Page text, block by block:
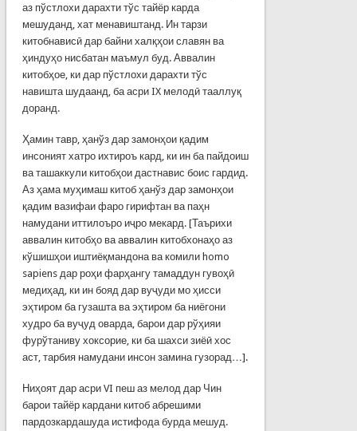
аз пўстлохи дарахти тўс тайёр карда
мешуданд, хат менавиштанд. Ин тарзи
китобнависӣ дар байни халқҳои славян ва
ҳиндуҳо нисбатан маъмул буд. Аввалин
китобҳое, ки дар пўстлохи дарахти тўс
навишта шудаанд, ба асри IX мелодӣ тааллуқ
доранд.
Ҳамин тавр, ҳанўз дар замонҳои қадим
инсоният хатро ихтироъ кард, ки ин ба пайдоиш
ва ташаккули китобҳои дастнавис боис гардид.
Аз ҳама муҳимаш китоб ҳанўз дар замонҳои
қадим вазифаи фаро гирифтан ва паҳн
намудани иттилоъро иҷро мекард. [Таърихи
аввалин китобҳо ва аввалин китобхонаҳо аз
кўшишҳои иштиёқмандона ва комили homo
sapiens дар роҳи фарҳангу тамаддун гувоҳӣ
медиҳад, ки ин бояд дар вуҷуди мо ҳисси
эҳтиром ба гузашта ва эҳтиром ба ниёгони
худро ба вуҷуд оварда, барои дар рўҳияи
фурўтаниву хоксорие, ки ба шахси зиёӣ хос
аст, тарбия намудани инсон за­мина гузорад…].
Ниҳоят дар асри VI пеш аз мелод дар Чин
барои тайёр кардани китоб абрешими
пардозкардашуда истифода бурда мешуд.